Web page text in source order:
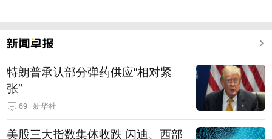
特朗普承认部分弹药供应“相对紧
张”
69 新华社
美股三大指数集体收跌 闪迪、西部